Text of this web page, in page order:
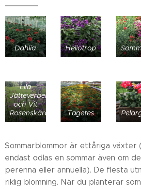
Dahlia Heliotrop
Lila
Jätteverbena
och Vit
Rosenskära
Tagetes
Sommarblommor är ettåriga växter
endast odlas en sommar även om
perenna eller annuella). De flesta
riklig blomning. När du planterar